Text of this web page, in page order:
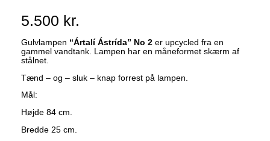
5.500 kr.
Gulvlampen “Ártalí Ástrída” No 2 er upcycled fra en
gammel vandtank. Lampen har en måneformet skærm af
stålnet.
Tænd – og – sluk – knap forrest på lampen.
Mål:
Højde 84 cm.
Bredde 25 cm.